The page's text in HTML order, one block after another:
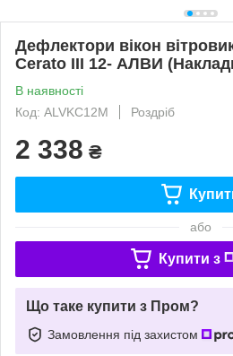
Дефлектори вікон
Cerato III 12- АЛВИ
В наявності
Код: ALVKC12M
Роздріб
2 338 ₴
або
Купити з
Що таке купити з Пром?
Замовлення під захистом